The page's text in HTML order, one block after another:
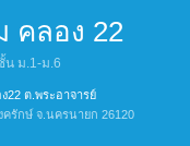
คลอง 22
ม.1-ม.6
22 ต.พระอาจารย์
ครักษ์ จ.นครนายก 26120